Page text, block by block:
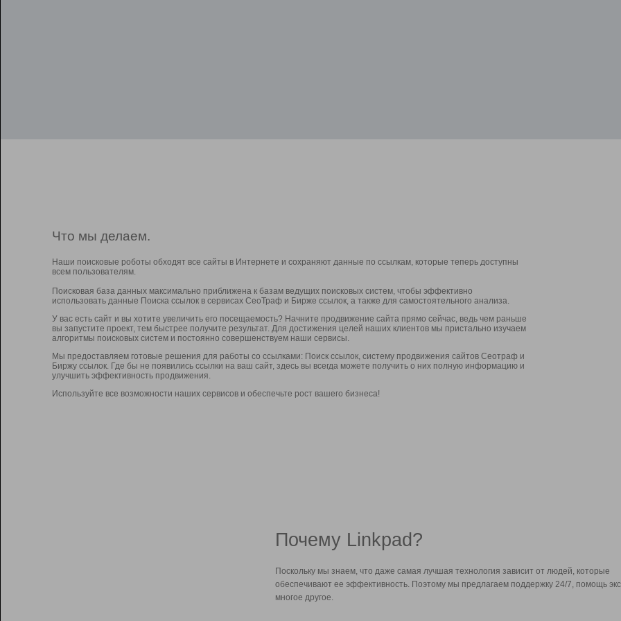
Что мы делаем.
Наши поисковые роботы обходят все сайты в Интернете и сохраняют данные по ссылкам, которые теперь доступны
всем пользователям.
Поисковая база данных максимально приближена к базам ведущих поисковых систем, чтобы эффективно
использовать данные Поиска ссылок в сервисах СеоТраф и Бирже ссылок, а также для самостоятельного анализа.
У вас есть сайт и вы хотите увеличить его посещаемость? Начните продвижение сайта прямо сейчас, ведь чем раньше
вы запустите проект, тем быстрее получите результат. Для достижения целей наших клиентов мы пристально изучаем
алгоритмы поисковых систем и постоянно совершенствуем наши сервисы.
Мы предоставляем готовые решения для работы со ссылками: Поиск ссылок, систему продвижения сайтов Сеотраф и
Биржу ссылок. Где бы не появились ссылки на ваш сайт, здесь вы всегда можете получить о них полную информацию и
улучшить эффективность продвижения.
Используйте все возможности наших сервисов и обеспечьте рост вашего бизнеса!
Почему Linkpad?
Поскольку мы знаем, что даже самая лучшая технология зависит от людей, которые
обеспечивают ее эффективность. Поэтому мы предлагаем поддержку 24/7, помощь
многое другое.